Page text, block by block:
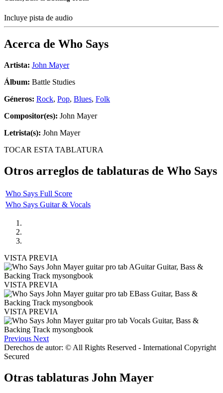
Incluye pista de audio
Acerca de Who Says
Artista: John Mayer
Álbum: Battle Studies
Géneros: Rock, Pop, Blues, Folk
Compositor(es): John Mayer
Letrista(s): John Mayer
TOCAR ESTA TABLATURA
Otros arreglos de tablaturas de Who Says
Who Says Full Score
Who Says Guitar & Vocals
VISTA PREVIA
VISTA PREVIA
VISTA PREVIA
Previous Next
Derechos de autor: © All Rights Reserved - International Copyright
Secured
Otras tablaturas John Mayer